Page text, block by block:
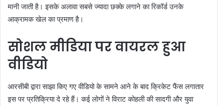
मानी जाती है। इसके अलावा सबसे ज्यादा छक्के लगाने का रिकॉर्ड उनके
आक्रामक खेल का प्रमाण है।
सोशल मीडिया पर वायरल हुआ
वीडियो
आरसीबी द्वारा साझा किए गए वीडियो के सामने आने के बाद क्रिकेट फैंस लगातार
इस पर प्रतिक्रिया दे रहे हैं। कई लोगों ने विराट कोहली की सादगी और युवा